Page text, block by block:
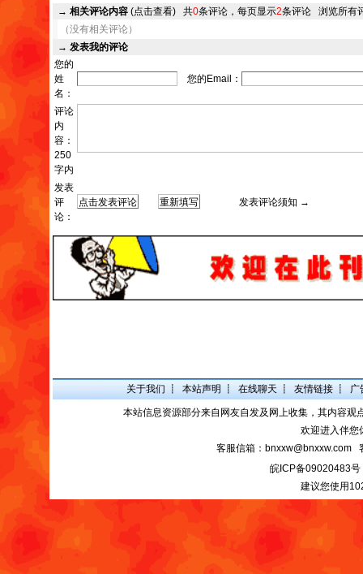
→ 相关评论内容 (点击查看) 共0条评论，每页显示2条评论 浏览所有
（没有相关评论）
→ 发表我的评论
您的
姓
名：
您的Email：
评论
内
容：
250
字内
发表
评
论：
发表评论须知 →
关于我们 ┋ 本站声明 ┋ 在线聊天 ┋ 友情链接 ┋ 广
本站信息资源部分来自网友自发及网上收集，其内容
欢迎进入伴您
客服信箱：bnxxw@bnxxw.com
皖ICP备09020483号
建议您使用